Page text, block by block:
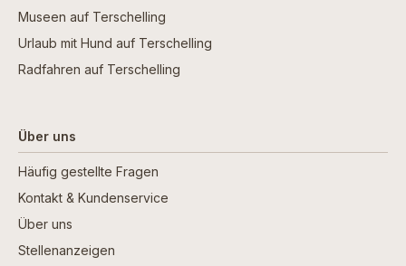
Museen auf Terschelling
Urlaub mit Hund auf Terschelling
Radfahren auf Terschelling
Über uns
Häufig gestellte Fragen
Kontakt & Kundenservice
Über uns
Stellenanzeigen